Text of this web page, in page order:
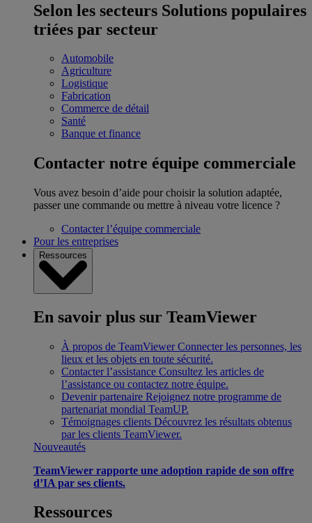
Selon les secteurs Solutions populaires
triées par secteur
Automobile
Agriculture
Logistique
Fabrication
Commerce de détail
Santé
Banque et finance
Contacter notre équipe commerciale
Vous avez besoin d’aide pour choisir la solution adaptée,
passer une commande ou mettre à niveau votre licence ?
Contacter l’équipe commerciale
Pour les entreprises
Ressources
En savoir plus sur TeamViewer
À propos de TeamViewer Connecter les personnes, les
lieux et les objets en toute sécurité.
Contacter l’assistance Consultez les articles de
l’assistance ou contactez notre équipe.
Devenir partenaire Rejoignez notre programme de
partenariat mondial TeamUP.
Témoignages clients Découvrez les résultats obtenus
par les clients TeamViewer.
Nouveautés
TeamViewer rapporte une adoption rapide de son offre
d’IA par ses clients.
Ressources